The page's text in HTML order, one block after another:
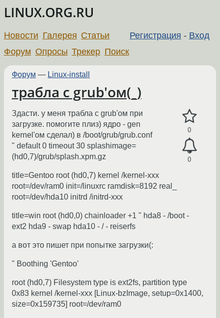
LINUX.ORG.RU
Регистрация - Вход
Новости Галерея Статьи
Форум Опросы Трекер Поиск
Форум — Linux-install
трабла с grub'ом(_)
0
0
Здасти. у меня трабла с grub'ом при
загрузке. помогите плиз) ядро - gen
kernel'ом сделал) в /boot/grub/grub.conf
" default 0 timeout 30 splashimage=
(hd0,7)/grub/splash.xpm.gz
title=Gentoo root (hd0,7) kernel /kernel-xxx
root=/dev/ram0 init=/linuxrc ramdisk=8192 real_
root=/dev/hda10 initrd /initrd-xxx
title=win root (hd0,0) chainloader +1 " hda8 - /boot -
ext2 hda9 - swap hda10 - / - reiserfs
а вот это пишет при попытке загрузки(:
" Boothing 'Gentoo'
root (hd0,7) Filesystem type is ext2fs, partition type
0x83 kernel /kernel-xxx [Linux-bzImage, setup=0x1400,
size=0x159735] root=/dev/ram0